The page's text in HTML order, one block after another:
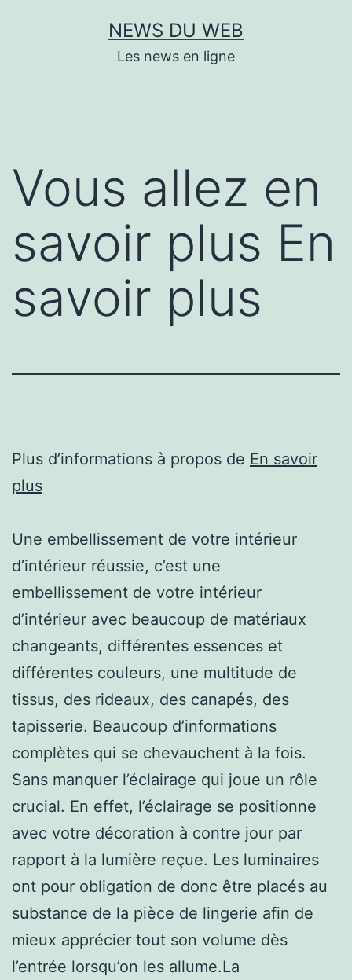
NEWS DU WEB
Les news en ligne
Vous allez en
savoir plus En
savoir plus
Plus d’informations à propos de En savoir
plus
Une embellissement de votre intérieur
d’intérieur réussie, c’est une
embellissement de votre intérieur
d’intérieur avec beaucoup de matériaux
changeants, différentes essences et
différentes couleurs, une multitude de
tissus, des rideaux, des canapés, des
tapisserie. Beaucoup d’informations
complètes qui se chevauchent à la fois.
Sans manquer l’éclairage qui joue un rôle
crucial. En effet, l’éclairage se positionne
avec votre décoration à contre jour par
rapport à la lumière reçue. Les luminaires
ont pour obligation de donc être placés au
substance de la pièce de lingerie afin de
mieux apprécier tout son volume dès
l’entrée lorsqu’on les allume.La